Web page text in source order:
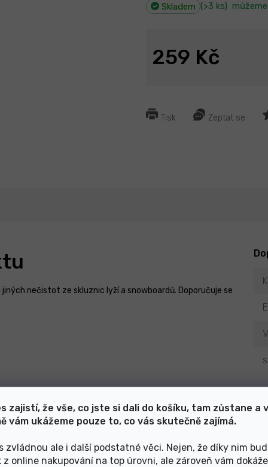
zajistí, že vše, co jste si dali do košíku, tam zůstane a
vám ukážeme pouze to, co vás skutečně zajímá.
zvládnou ale i další podstatné věci. Nejen, že díky nim
z online nakupování na top úrovni, ale zároveň vám
Skladem (>3 ks)
Tisk Zeptat se
259 Kč
nečistot ze skluznic lyží a snowboardů. Doporučuje se